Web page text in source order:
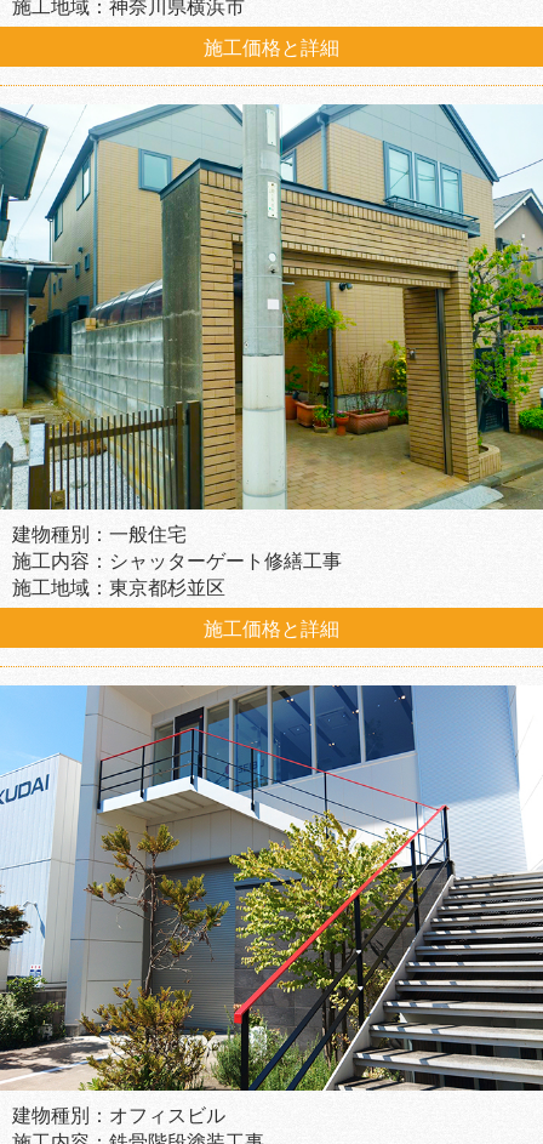
施工地域：神奈川県横浜市
施工価格と詳細
建物種別：一般住宅
施工内容：シャッターゲート修繕工事
施工地域：東京都杉並区
施工価格と詳細
建物種別：オフィスビル